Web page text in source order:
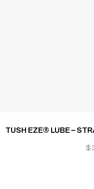
TUSH EZE® LUBE –
$